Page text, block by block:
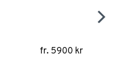
fr. 5900 kr